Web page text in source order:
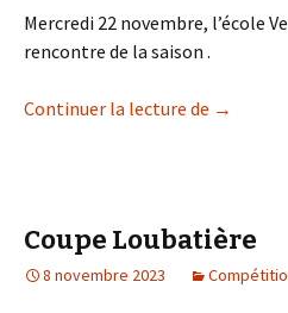
Mercredi 22 novembre, l’école
rencontre de la saison .
Continuer la lecture de Le
→
Coupe Loubatière
8 novembre 2023